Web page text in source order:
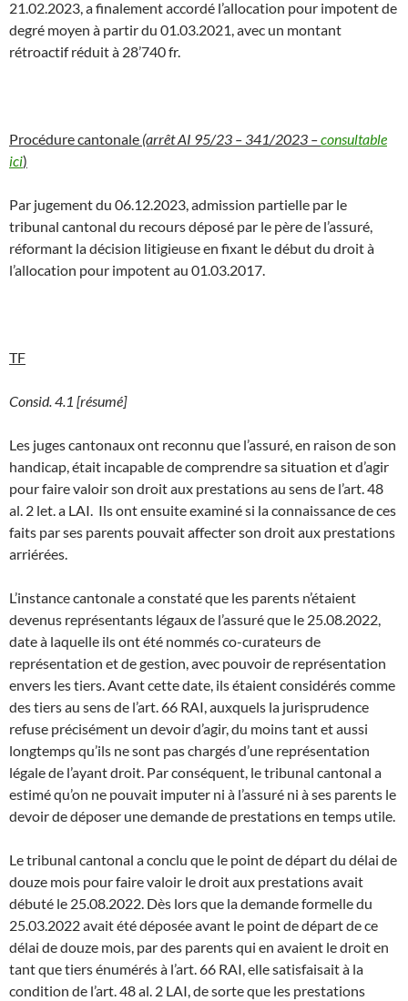
21.02.2023, a finalement accordé l’allocation pour impotent de
degré moyen à partir du 01.03.2021, avec un montant
rétroactif réduit à 28’740 fr.
Procédure cantonale (arrêt AI 95/23 – 341/2023 –consultable
ici)
Par jugement du 06.12.2023, admission partielle par le
tribunal cantonal du recours déposé par le père de l’assuré,
réformant la décision litigieuse en fixant le début du droit à
l’allocation pour impotent au 01.03.2017.
TF
Consid. 4.1 [résumé]
Les juges cantonaux ont reconnu que l’assuré, en raison de son
handicap, était incapable de comprendre sa situation et d’agir
pour faire valoir son droit aux prestations au sens de l’art. 48
al. 2 let. a LAI. Ils ont ensuite examiné si la connaissance de ces
faits par ses parents pouvait affecter son droit aux prestations
arriérées.
L’instance cantonale a constaté que les parents n’étaient
devenus représentants légaux de l’assuré que le 25.08.2022,
date à laquelle ils ont été nommés co-curateurs de
représentation et de gestion, avec pouvoir de représentation
envers les tiers. Avant cette date, ils étaient considérés comme
des tiers au sens de l’art. 66 RAI, auxquels la jurisprudence
refuse précisément un devoir d’agir, du moins tant et aussi
longtemps qu’ils ne sont pas chargés d’une représentation
légale de l’ayant droit. Par conséquent, le tribunal cantonal a
estimé qu’on ne pouvait imputer ni à l’assuré ni à ses parents le
devoir de déposer une demande de prestations en temps utile.
Le tribunal cantonal a conclu que le point de départ du délai de
douze mois pour faire valoir le droit aux prestations avait
débuté le 25.08.2022. Dès lors que la demande formelle du
25.03.2022 avait été déposée avant le point de départ de ce
délai de douze mois, par des parents qui en avaient le droit en
tant que tiers énumérés à l’art. 66 RAI, elle satisfaisait à la
condition de l’art. 48 al. 2 LAI, de sorte que les prestations